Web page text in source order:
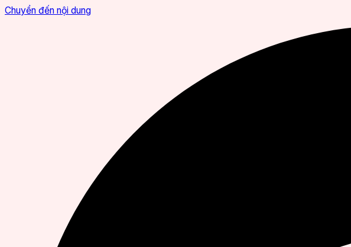
Chuyển đến nội dung